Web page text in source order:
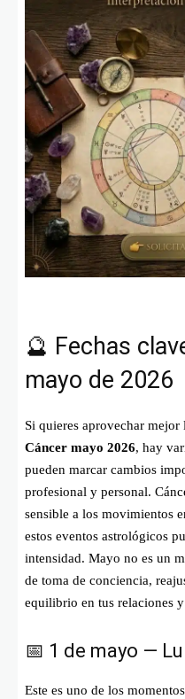
🔮 Fechas
mayo de 2026
Si quieres aprovechar mejor
Cáncer mayo 2026, hay
pueden marcar cambios
profesional y personal.
sensible a los movimientos
estos eventos astrológicos
intensidad. Mayo no es un
de toma de conciencia,
equilibrio en tus relaciones
📅 1 de mayo —
Este es uno de los